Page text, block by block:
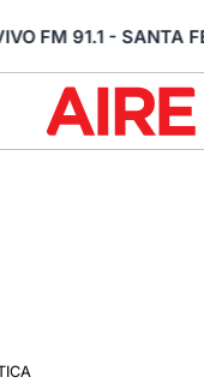
FM 91.1 - SANTA FE